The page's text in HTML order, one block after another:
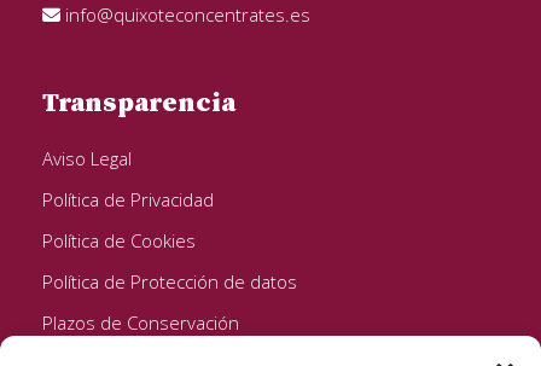
info@quixoteconcentrates.es
Transparencia
Aviso Legal
Política de Privacidad
Política de Cookies
Política de Protección de datos
Plazos de Conservación